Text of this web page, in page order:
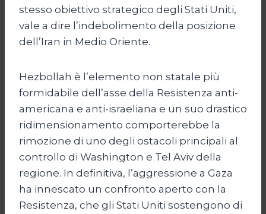
stesso obiettivo strategico degli Stati Uniti,
vale a dire l’indebolimento della posizione
dell’Iran in Medio Oriente.
Hezbollah è l’elemento non statale più
formidabile dell’asse della Resistenza anti-
americana e anti-israeliana e un suo drastico
ridimensionamento comporterebbe la
rimozione di uno degli ostacoli principali al
controllo di Washington e Tel Aviv della
regione. In definitiva, l’aggressione a Gaza
ha innescato un confronto aperto con la
Resistenza, che gli Stati Uniti sostengono di